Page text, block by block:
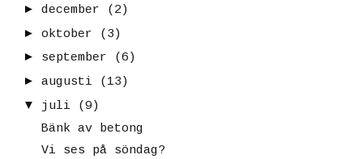
► december
(2)
► oktober
(3)
► september
(6)
► augusti
(13)
▼
juli
(9)
Bänk av betong
Vi ses på söndag?